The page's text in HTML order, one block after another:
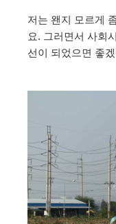
저는 왠지 모르게
요. 그러면서 사회
선이 되었으면 좋